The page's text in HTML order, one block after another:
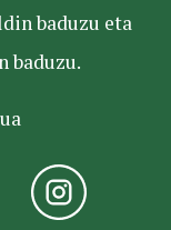
baduzu eta
baduzu.